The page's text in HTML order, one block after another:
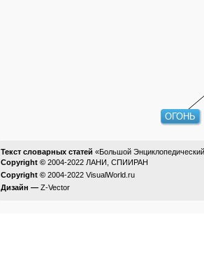
ОГОНЬ
Текст словарных статей «Большой
Copyright © 2004-2022 ЛАНИ, СПИИРАН
Copyright © 2004-2022 VisualWorld.ru
Дизайн — Z-Vector